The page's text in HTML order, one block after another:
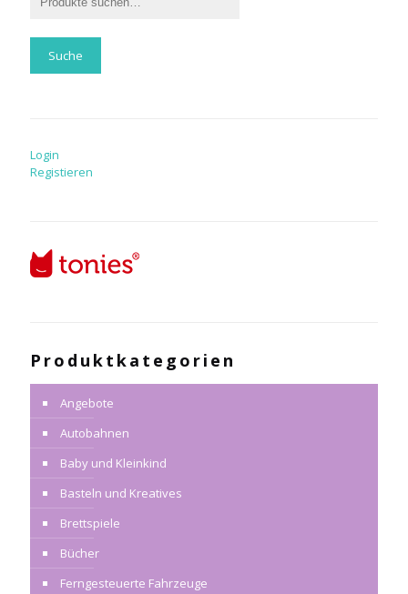
Suche
Login
Registieren
Produktkategorien
Angebote
Autobahnen
Baby und Kleinkind
Basteln und Kreatives
Brettspiele
Bücher
Ferngesteuerte Fahrzeuge